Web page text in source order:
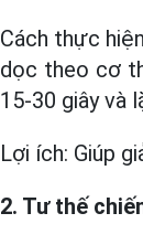
Cách thực
dọc theo cơ
15-30 giây và
Lợi ích: Giúp
2. Tư thế